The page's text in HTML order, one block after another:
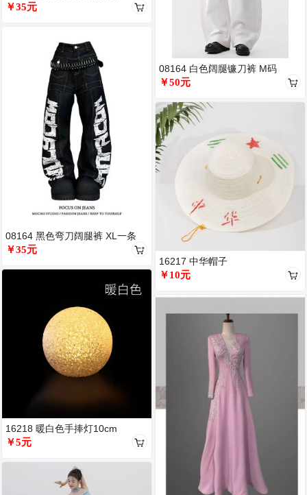
条
￥35元
08164 黑色弯刀阔腿裤 XL一条
￥35元
16218 暖白色手捧灯10cm
￥5元
08164 白色阔腿镰刀裤 M码
￥50元
16217 中华帽子
￥10元